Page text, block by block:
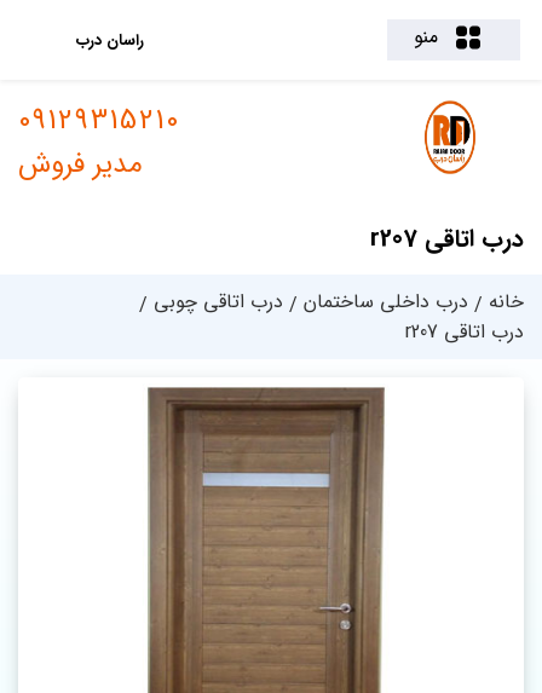
منو راسان درب
درب اتاقی r207
09129315210
مدیر فروش
خانه درب داخلی ساختمان
درب اتاقی چوبی
درب اتاقی r207